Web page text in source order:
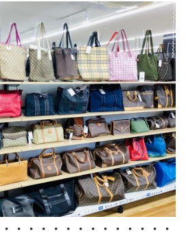
・・・・・・・・・・・・・